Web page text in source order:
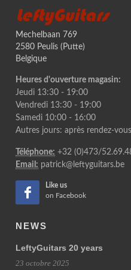
LeftyGuitars
Mechelbaan 769
2580 Peulis (Putte)
Belgique
Heures d'ouverture magasin:
Jeudi 13:30 - 19:00
Vendredi 13:30 - 19:00
Samedi 10:00 - 16:00
Autres jours: après rendez-
Téléphone: +32 (0)473/
Email: patrick@leftyguitars.be
Like us
on Facebook
NEWS
LeftyGuitars 20 years
23 octobre 2025